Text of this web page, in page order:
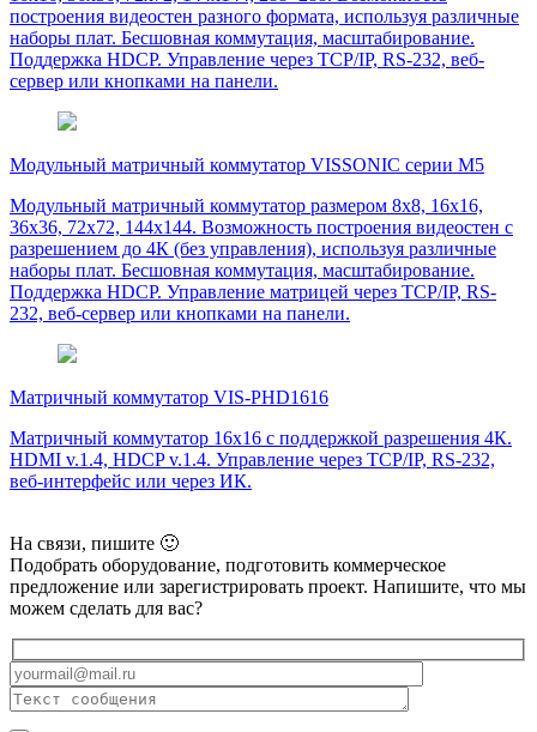
построения видеостен разного формата, используя различные
наборы плат. Бесшовная коммутация, масштабирование.
Поддержка HDCP. Управление через TCP/IP, RS-232, веб-
сервер или кнопками на панели.
Модульный матричный коммутатор VISSONIC серии M5
Модульный матричный коммутатор размером 8х8, 16х16,
36х36, 72х72, 144х144. Возможность построения видеостен с
разрешением до 4К (без управления), используя различные
наборы плат. Бесшовная коммутация, масштабирование.
Поддержка HDCP. Управление матрицей через TCP/IP, RS-
232, веб-сервер или кнопками на панели.
Матричный коммутатор VIS-PHD1616
Матричный коммутатор 16х16 с поддержкой разрешения 4К.
HDMI v.1.4, HDCP v.1.4. Управление через TCP/IP, RS-232,
веб-интерфейс или через ИК.
На связи, пишите 🙂
Подобрать оборудование, подготовить коммерческое
предложение или зарегистрировать проект. Напишите, что мы
можем сделать для вас?